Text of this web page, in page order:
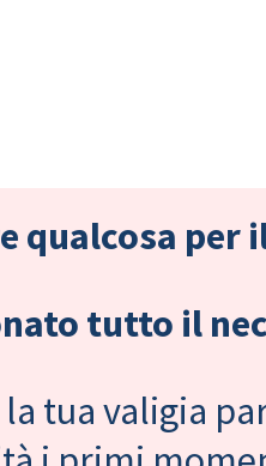
qualcosa per
tutto il
tua valigia